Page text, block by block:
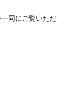
同にご覧いただ